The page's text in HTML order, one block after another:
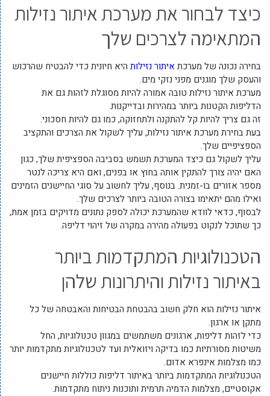
כיצד לבחור את מערכת איתור נזילות
המתאימה לצרכים שלך
בחירה נכונה של מערכת איתור נזילות היא חיונית כדי להבטיח שהרכוש
והעסק שלך מוגנים מפני נזקי מים.
מערכת איתור נזילות טובה אמורה להיות מסוגלת לזהות גם את
הדליפות הקטנות ביותר במהירות ובדייקנות.
זה גם צריך להיות קל להתקנה ולתחזוקה, כמו גם להיות חסכוני.
בעת בחירת מערכת איתור נזילות, עליך לשקול את הצרכים והתקציב
הספציפיים שלך.
עליך לשקול גם כיצד המערכת תשמש בסביבה הספציפית שלך, כגון
האם יהיה צורך להתקין אותה בחוץ או בפנים, ואם היא צריכה לנטר
מספר אזורים בו-זמנית. בנוסף, עליך לחשוב על סוגי החיישנים הזמינים
ואילו מהם יתאימו בצורה הטובה ביותר לצרכים שלך.
לבסוף, כדאי לוודא שהמערכת יכולה לספק נתונים מדויקים בזמן אמת,
כך שתוכל לנקוט בפעולה מהירה במקרה של זיהוי דליפה.
הטכנולוגיות המתקדמות ביותר
באיתור נזילות והיתרונות שלהן
איתור נזילות הוא חלק חשוב בהבטחת הבטיחות והאבטחה של כל
מתקן או ארגון.
כדי לזהות דליפות, ארגונים משתמשים במגוון טכנולוגיות, החל
משיטות מסורתיות כמו בדיקה ויזואלית ועד לטכנולוגיות מתקדמות יותר
כמו מצלמות אינפרא אדום.
הטכנולוגיות המתקדמות ביותר באיתור דליפות כוללות חיישנים
אקוסטיים, מצלמות הדמיה תרמית ותוכנות ניתוח מתקדמות.